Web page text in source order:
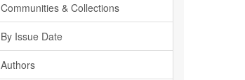
Communities & Collections
By Issue Date
Authors